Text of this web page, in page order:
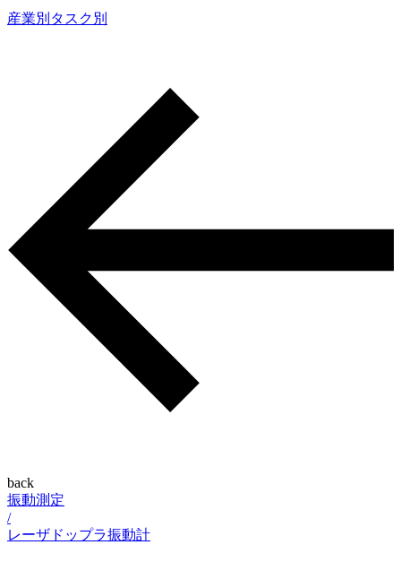
産業別 タスク別
back
振動測定
/
レーザドップラ振動計